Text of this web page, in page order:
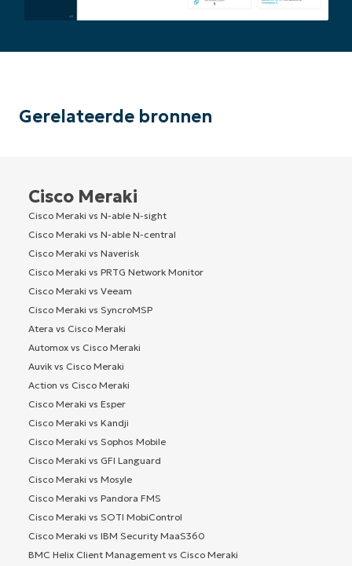
Gerelateerde bronnen
Cisco Meraki
Cisco Meraki vs N-able N-sight
Cisco Meraki vs N-able N-central
Cisco Meraki vs Naverisk
Cisco Meraki vs PRTG Network Monitor
Cisco Meraki vs Veeam
Cisco Meraki vs SyncroMSP
Atera vs Cisco Meraki
Automox vs Cisco Meraki
Auvik vs Cisco Meraki
Action vs Cisco Meraki
Cisco Meraki vs Esper
Cisco Meraki vs Kandji
Cisco Meraki vs Sophos Mobile
Cisco Meraki vs GFI Languard
Cisco Meraki vs Mosyle
Cisco Meraki vs Pandora FMS
Cisco Meraki vs SOTI MobiControl
Cisco Meraki vs IBM Security MaaS360
BMC Helix Client Management vs Cisco Meraki